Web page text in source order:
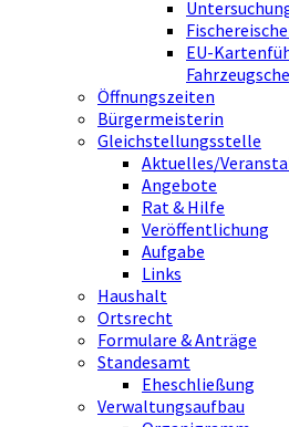
EU-
Öffnungszeiten
Bürgermeisterin
Gleichstellungsstelle
Aktuelles/
Angebote
Rat & Hilfe
Veröffentlichung
Aufgabe
Links
Haushalt
Ortsrecht
Formulare & Anträge
Standesamt
Eheschließung
Verwaltungsaufbau